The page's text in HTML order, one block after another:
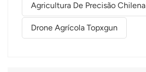
Agricultura De Precisão Chilena
Drone Agrícola Topxgun